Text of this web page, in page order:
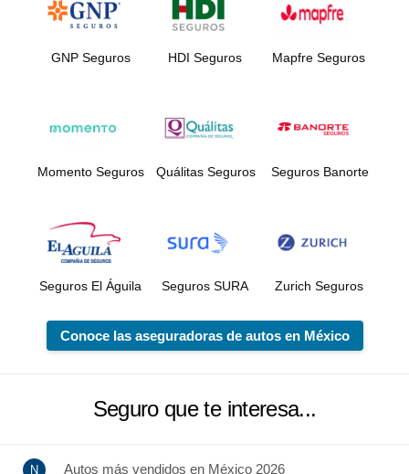
GNP Seguros HDI Seguros Mapfre Seguros
Momento Seguros Quálitas Seguros Seguros Banorte
Seguros El Águila Seguros SURA Zurich Seguros
Conoce las aseguradoras de autos en México
Seguro que te interesa...
Autos más vendidos en México 2026